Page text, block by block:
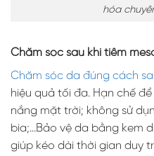
hóa
Chăm sóc sau khi tiêm
Chăm sóc da đúng cách
hiệu quả tối đa. Hạn chế
nắng mặt trời; không sử
bia;…Bảo vệ da bằng kem
giúp kéo dài thời gian duy